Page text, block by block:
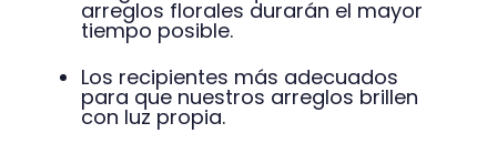
Para practicar la floristería, es importante
conocer:
Las herramientas y accesorios que
vamos a necesitar.